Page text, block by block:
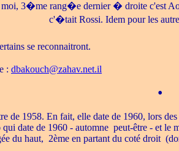
moi, 3�me rang�e dernier � droite c'est
c'�tait Rossi. Idem pour les
se reconnaitront.
: dbakouch@zahav.net.il
•
de 1958. En fait, elle date de 1960, lors
qui date de 1960 - automne peut-être - et
du haut, 2ème en partant du coté droit